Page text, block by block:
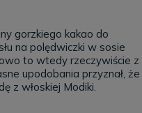
gorzkiego kakao do
na polędwiczki w sosie
to wtedy rzeczywiście z
upodobania przyznał, że
z włoskiej Modiki.